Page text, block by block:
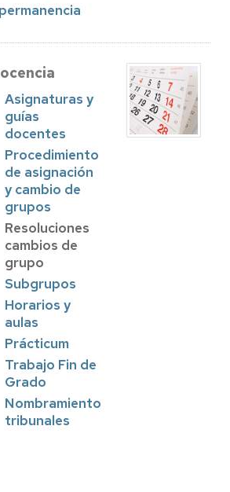
Asignaturas y
guías
docentes
Procedimiento
de asignación
y cambio de
grupos
Resoluciones
cambios de
grupo
Subgrupos
Horarios y
aulas
Prácticum
Trabajo Fin de
Grado
Nombramiento
tribunales